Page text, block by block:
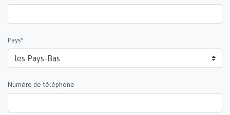
Pays*
Numéro de téléphone